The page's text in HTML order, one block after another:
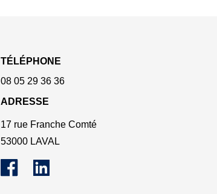
TÉLÉPHONE
08 05 29 36 36
ADRESSE
17 rue Franche Comté
53000 LAVAL